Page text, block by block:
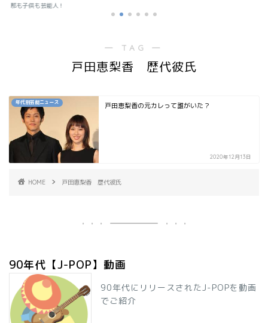
旦那も子供も芸能人！
― TAG ―
戸田恵梨香 歴代彼氏
年代別芸能ニュース 戸田恵梨香の元カレって誰がいた？
2020年12月13日
HOME 戸田恵梨香 歴代彼氏
90年代【J-POP】動画
90年代にリリースされたJ-POPを動画
でご紹介